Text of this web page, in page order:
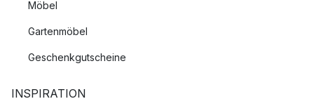
Möbel
Gartenmöbel
Geschenkgutscheine
INSPIRATION